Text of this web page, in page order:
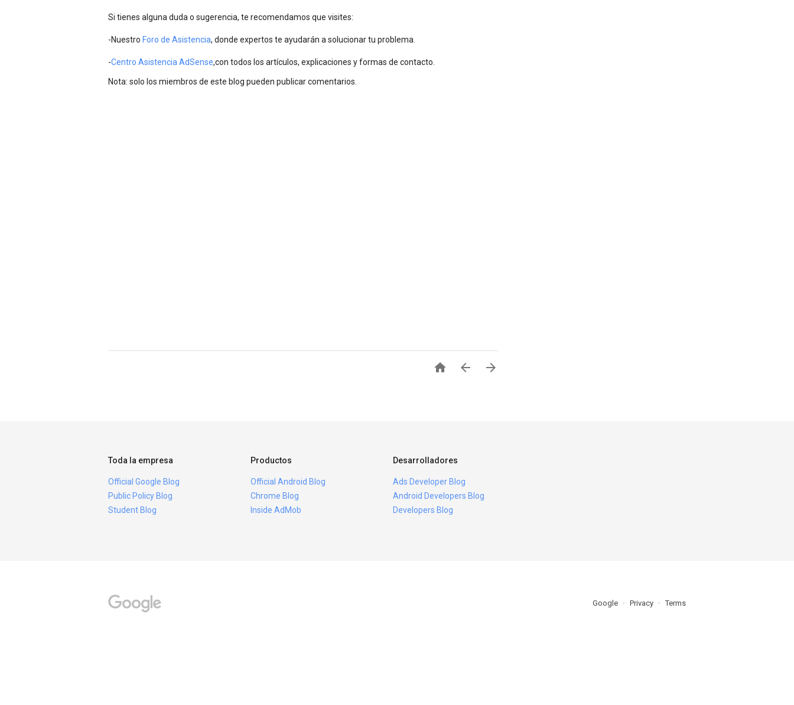
Si tienes alguna duda o sugerencia, te recomendamos que visites:
-Nuestro Foro de Asistencia, donde expertos te ayudarán a solucionar tu problema.
-Centro Asistencia AdSense,con todos los artículos, explicaciones y formas de contacto.
Nota: solo los miembros de este blog pueden publicar comentarios.
  
Toda la empresa
Official Google Blog
Public Policy Blog
Student Blog
Productos
Official Android Blog
Chrome Blog
Inside AdMob
Desarrolladores
Ads Developer Blog
Android Developers Blog
Developers Blog
Google Privacy Terms